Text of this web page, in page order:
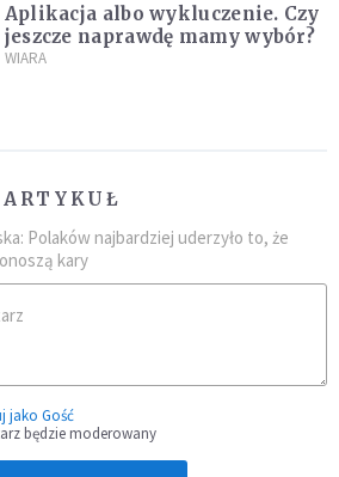
Aplikacja albo wykluczenie. Czy
jeszcze naprawdę mamy wybór?
WIARA
Polaków najbardziej uderzyło to, że
kary
jako Gość
będzie moderowany